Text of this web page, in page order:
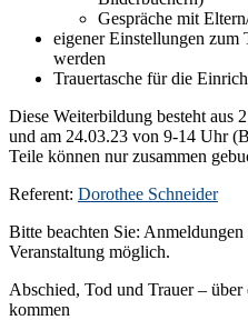
Gespräche mit
eigener Einstellungen zum
werden
Trauertasche für die
Diese Weiterbildung besteht aus
und am 24.03.23 von 9-14 Uhr
Teile können nur zusammen
Referent: Dorothee Schneider
Bitte beachten Sie:
Veranstaltung möglich.
Abschied, Tod und Trauer –
kommen